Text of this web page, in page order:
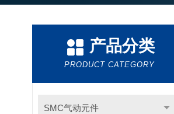
产品分类
PRODUCT CATEGORY
SMC气动元件